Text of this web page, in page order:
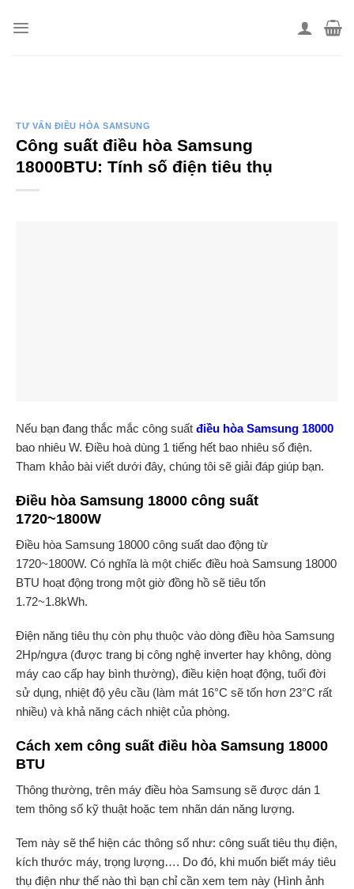
TƯ VẤN ĐIỀU HÒA SAMSUNG
Công suất điều hòa Samsung
18000BTU: Tính số điện tiêu thụ
Nếu bạn đang thắc mắc công suất điều hòa Samsung 18000
bao nhiêu W. Điều hoà dùng 1 tiếng hết bao nhiêu số điện.
Tham khảo bài viết dưới đây, chúng tôi sẽ giải đáp giúp bạn.
Điều hòa Samsung 18000 công suất
1720~1800W
Điều hòa Samsung 18000 công suất dao động từ
1720~1800W. Có nghĩa là một chiếc điều hoà Samsung 18000
BTU hoạt động trong một giờ đồng hồ sẽ tiêu tốn
1.72~1.8kWh.
Điện năng tiêu thụ còn phụ thuộc vào dòng điều hòa Samsung
2Hp/ngựa (được trang bị công nghệ inverter hay không, dòng
máy cao cấp hay bình thường), điều kiện hoạt động, tuổi đời
sử dụng, nhiệt độ yêu cầu (làm mát 16°C sẽ tốn hơn 23°C rất
nhiều) và khả năng cách nhiệt của phòng.
Cách xem công suất điều hòa Samsung 18000
BTU
Thông thường, trên máy điều hòa Samsung sẽ được dán 1
tem thông số kỹ thuật hoặc tem nhãn dán năng lượng.
Tem này sẽ thể hiện các thông số như: công suất tiêu thụ điện,
kích thước máy, trọng lượng…. Do đó, khi muốn biết máy tiêu
thụ điện như thế nào thì bạn chỉ cần xem tem này (Hình ảnh